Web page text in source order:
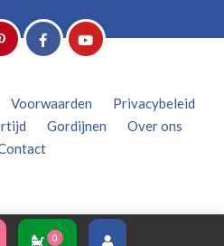
0
Voorwaarden
Privacybeleid
Gordijnen
Over ons